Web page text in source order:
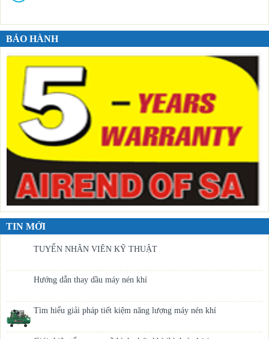
BẢO HÀNH
TIN MỚI
TUYỂN NHÂN VIÊN KỸ THUẬT
Hướng dẫn thay dầu máy nén khí
Tìm hiểu giải pháp tiết kiệm năng lượng máy nén khí